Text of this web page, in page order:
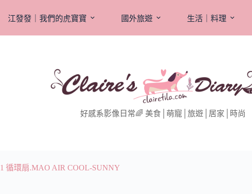
江發發｜我們的虎寶寶 國外旅遊 生活｜料理
好感系影像日常🌈 美食│萌寵│旅遊│居家│時尚
循環扇.MAO AIR COOL-SUNNY